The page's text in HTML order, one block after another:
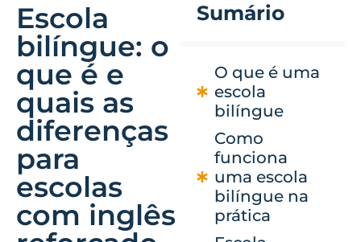
Escola
bilíngue: o
que é e
quais as
diferenças
para
escolas
com inglês
Sumário
O que é uma
escola
bilíngue
Como
funciona
uma escola
bilíngue na
prática